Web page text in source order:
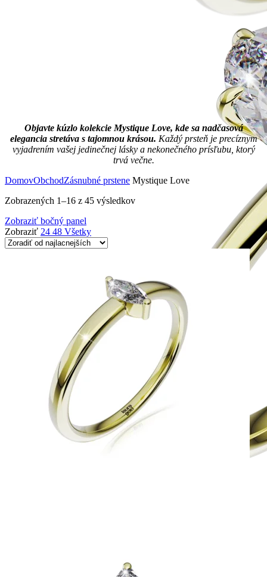
Objavte kúzlo kolekcie Mystique Love, kde sa nadčasová
elegancia stretáva s tajomnou krásou. Každý prsteň je precíznym
vyjadrením vašej jedinečnej lásky a nekonečného prísľubu, ktorý
trvá večne.
DomovObchodZásnubné prstene Mystique Love
Zobrazených 1–16 z 45 výsledkov
Zobraziť bočný panel
Zobraziť 24 48 Všetky